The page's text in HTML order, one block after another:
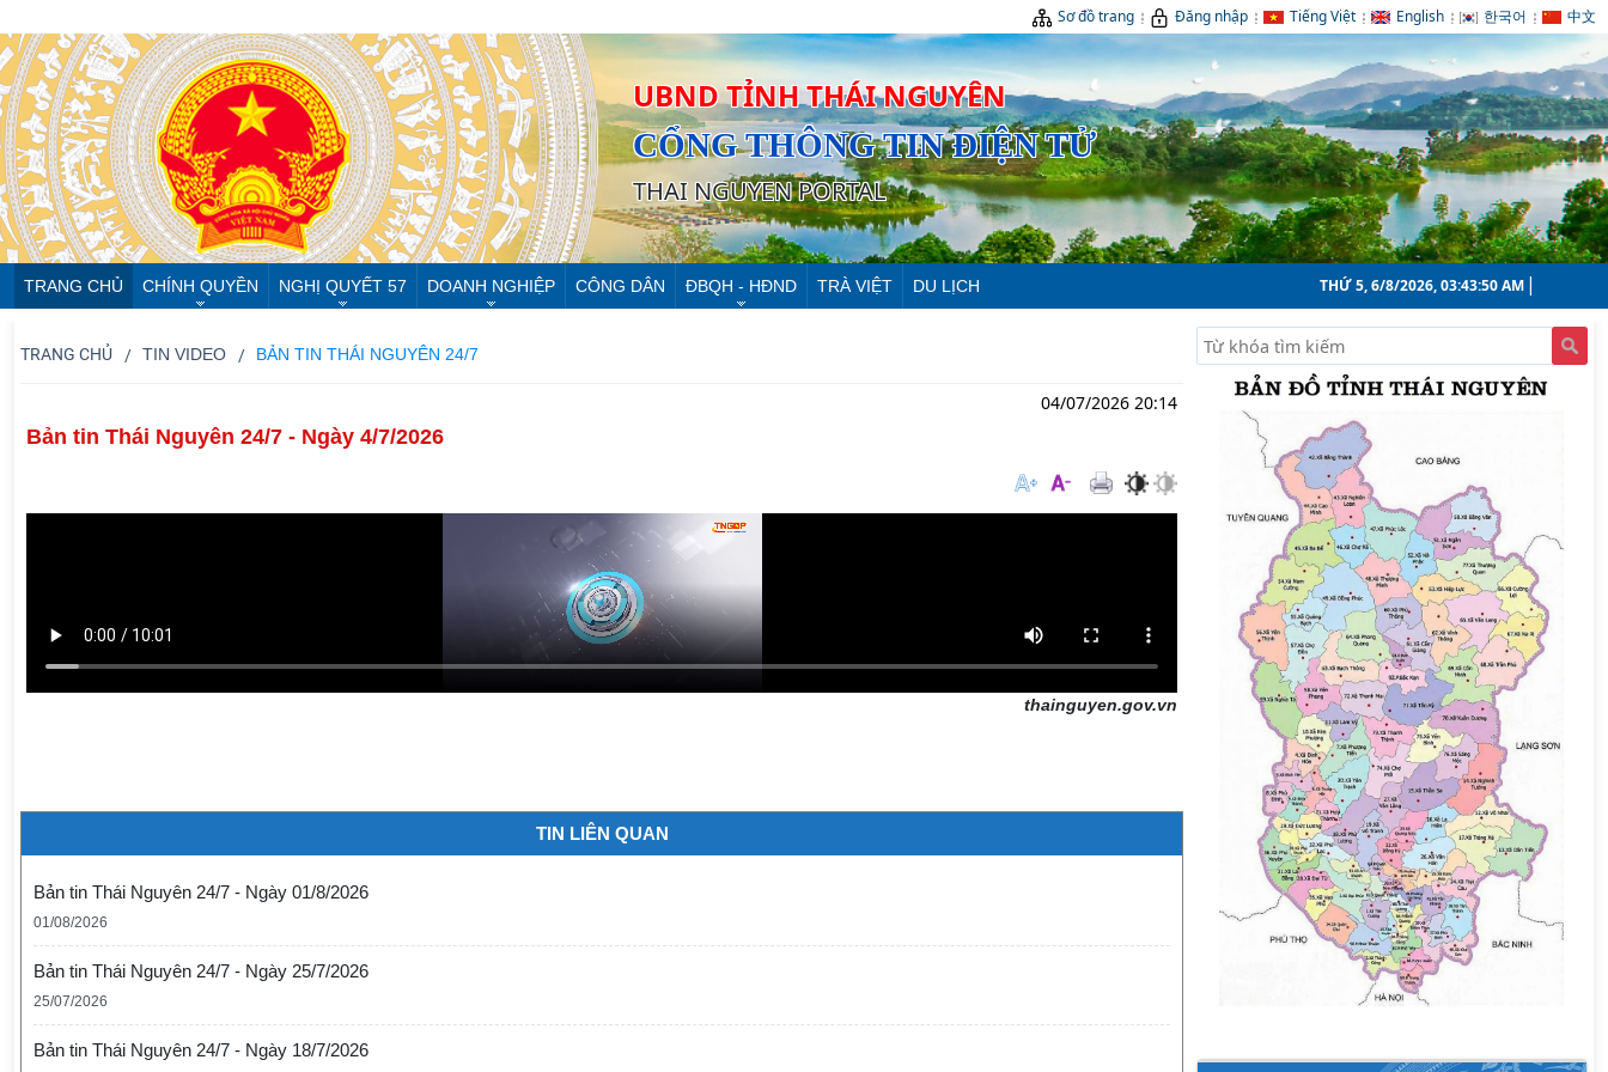
Sơ đồ trang Đăng nhập Tiếng Việt English 한국어 中文
UBND TỈNH THÁI NGUYÊN
CỔNG THÔNG TIN ĐIỆN TỬ
THAI NGUYEN PORTAL
TRANG CHỦ CHÍNH QUYỀN NGHỊ QUYẾT 57 DOANH NGHIỆP CÔNG DÂN ĐBQH - HĐND TRÀ VIỆT DU LỊCH THỨ 5, 6/8/2026, 03:43:51 AM
TRANG CHỦ TIN VIDEO BẢN TIN THÁI NGUYÊN 24/7
04/07/2026 20:14
Bản tin Thái Nguyên 24/7 - Ngày 4/7/2026
thainguyen.gov.vn
TIN LIÊN QUAN
Bản tin Thái Nguyên 24/7 - Ngày 01/8/2026
01/08/2026
Bản tin Thái Nguyên 24/7 - Ngày 25/7/2026
25/07/2026
Bản tin Thái Nguyên 24/7 - Ngày 18/7/2026